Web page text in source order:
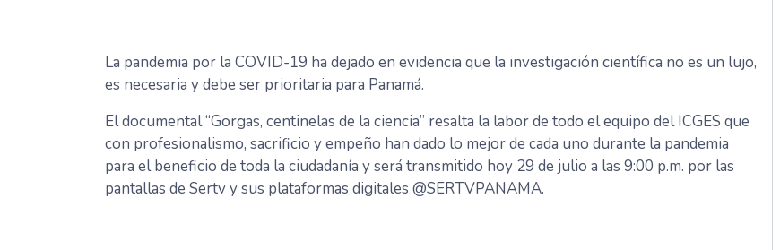
La pandemia por la COVID-19 ha dejado en evidencia que la investigación científica no es un lujo,
es necesaria y debe ser prioritaria para Panamá.
El documental “Gorgas, centinelas de la ciencia” resalta la labor de todo el equipo del ICGES que
con profesionalismo, sacrificio y empeño han dado lo mejor de cada uno durante la pandemia
para el beneficio de toda la ciudadanía y será transmitido hoy 29 de julio a las 9:00 p.m. por las
pantallas de Sertv y sus plataformas digitales @SERTVPANAMA.